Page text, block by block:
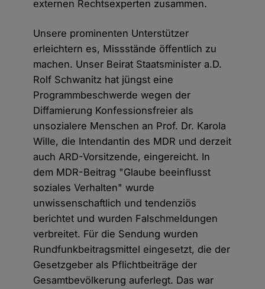
externen Rechtsexperten zusammen.
Unsere prominenten Unterstützer
erleichtern es, Missstände öffentlich zu
machen. Unser Beirat Staatsminister a.D.
Rolf Schwanitz hat jüngst eine
Programmbeschwerde wegen der
Diffamierung Konfessionsfreier als
unsozialere Menschen an Prof. Dr. Karola
Wille, die Intendantin des MDR und derzeit
auch ARD-Vorsitzende, eingereicht. In
dem MDR-Beitrag "Glaube beeinflusst
soziales Verhalten" wurde
unwissenschaftlich und tendenziös
berichtet und wurden Falschmeldungen
verbreitet. Für die Sendung wurden
Rundfunkbeitragsmittel eingesetzt, die der
Gesetzgeber als Pflichtbeiträge der
Gesamtbevölkerung auferlegt. Das war